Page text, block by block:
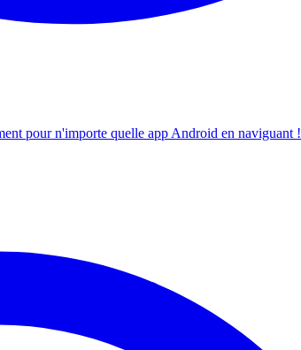
pour n'importe quelle app Android en naviguant !